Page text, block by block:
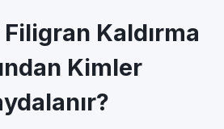
Filigran Kaldırma
Kimler